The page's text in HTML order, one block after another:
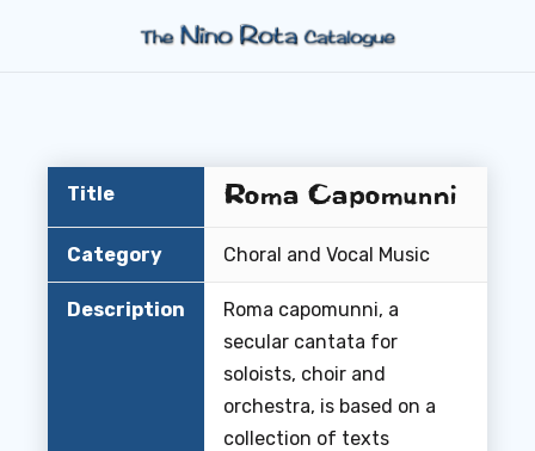
Title Roma Capomunni
Category Choral and Vocal Music
Description
Roma capomunni, a
secular cantata for
soloists, choir and
orchestra, is based on a
collection of texts